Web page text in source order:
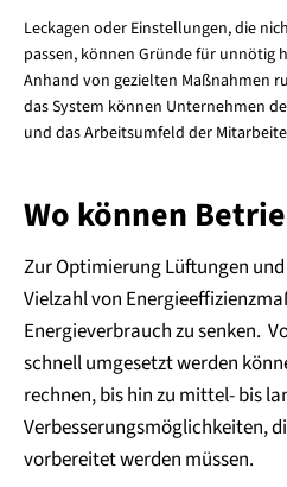
Leckagen oder Einstellungen, die
passen, können Gründe für unnötig
Anhand von gezielten Maßnahmen
das System können Unternehmen
und das Arbeitsumfeld der
Wo können
Zur Optimierung Lüftungen
Vielzahl von
Energieverbrauch zu senken.
schnell umgesetzt werden
rechnen, bis hin zu mittel- bis
Verbesserungsmöglichkeiten,
vorbereitet werden müssen.